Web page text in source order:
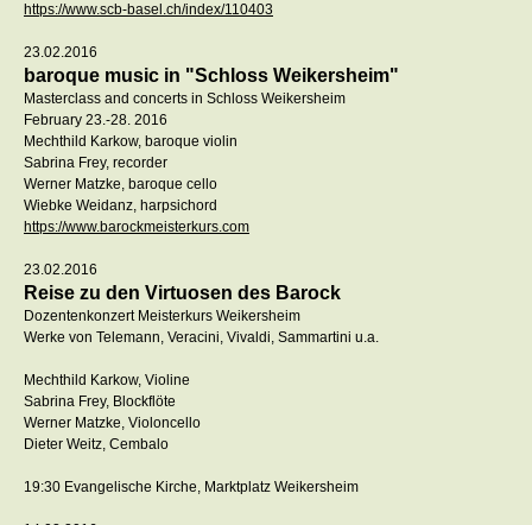
https://www.scb-basel.ch/index/110403
23.02.2016
baroque music in "Schloss Weikersheim"
Masterclass and concerts in Schloss Weikersheim
February 23.-28. 2016
Mechthild Karkow, baroque violin
Sabrina Frey, recorder
Werner Matzke, baroque cello
Wiebke Weidanz, harpsichord
https://www.barockmeisterkurs.com
23.02.2016
Reise zu den Virtuosen des Barock
Dozentenkonzert Meisterkurs Weikersheim
Werke von Telemann, Veracini, Vivaldi, Sammartini u.a.
Mechthild Karkow, Violine
Sabrina Frey, Blockflöte
Werner Matzke, Violoncello
Dieter Weitz, Cembalo
19:30 Evangelische Kirche, Marktplatz Weikersheim